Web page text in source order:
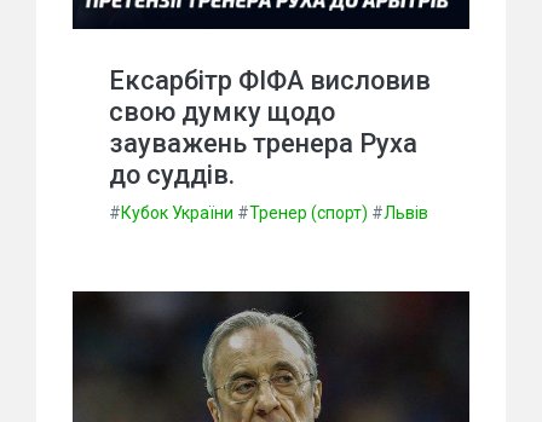
Ексарбітр ФІФА висловив
свою думку щодо
зауважень тренера Руха
до суддів.
#Кубок України #Тренер (спорт) #Львів